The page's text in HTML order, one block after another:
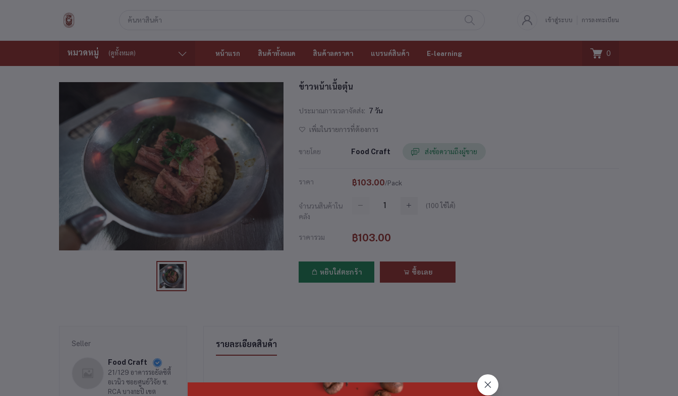
เข้าสู่ระบบ การลงทะเบียน
หมวดหมู่ (ดูทั้งหมด) หน้าแรก สินค้าทั้งหมด สินค้าลดราคา แบรนด์สินค้า E-learning 0
ข้าวหน้าเนื้อตุ๋น
ประมาณการเวลาจัดส่ง: 7 วัน
เพิ่มในรายการที่ต้องการ
ขายโดย Food Craft ส่งข้อความถึงผู้ขาย
ราคา ฿103.00/Pack
จำนวนสินค้าใน
คลัง
(100 ใช้ได้)
ราคารวม ฿103.00
หยิบใส่ตะกร้า ซื้อเลย
Seller
Food Craft
21/129 อาคารรอยัลซิตี้
อเวนิว ซอยศูนย์วิจัย ซ.
RCA บางกะปิ เขต
รายละเอียดสินค้า